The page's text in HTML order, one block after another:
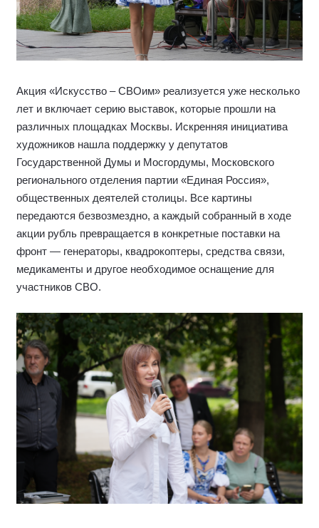
Акция «Искусство – СВОим» реализуется уже несколько
лет и включает серию выставок, которые прошли на
различных площадках Москвы. Искренняя инициатива
художников нашла поддержку у депутатов
Государственной Думы и Мосгордумы, Московского
регионального отделения партии «Единая Россия»,
общественных деятелей столицы. Все картины
передаются безвозмездно, а каждый собранный в ходе
акции рубль превращается в конкретные поставки на
фронт — генераторы, квадрокоптеры, средства связи,
медикаменты и другое необходимое оснащение для
участников СВО.